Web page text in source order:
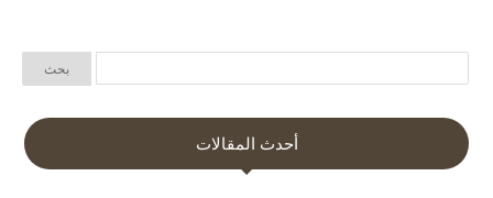
أحدث المقالات